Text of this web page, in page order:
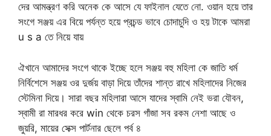
দের আমন্ত্রণ করি অনেক কে আসে যে ফাইনাল যেতে নো. ওয়ান হয়ে তার
সংগে সঞ্জয় এর বিয়ে পর্যন্ত হয়ে প্রচন্ড ভাবে চোদাচুদি ও হয় টাকে আমরা
u s a তে নিয়ে যায়
ঐখানে আমাদের সংগে থাকে ইচ্ছে হলে সঞ্জয় বহু মহিলা কে জাতি ধর্ম
নির্বিশেসে সঞ্জয় ওর দুর্জয় বাড়া দিয়ে তাঁদের শান্ত রাখে মহিলাদের নিজের
স্টেমিনা দিয়ে। সারা বছর মহিলারা আসে যাদের স্বামি নেই ভরা যৌবন,
স্বামী রা মারধর করে win থেকে চরস গাঁজা সব রকম নেশা আছে ও
জুয়রি, মায়ের সেক্স পার্টনার ছেলে পর্ব ৪